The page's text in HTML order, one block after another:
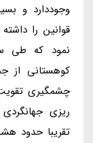
وجوددارد و
قوانین را
نمود که طی
کوهستانی از
چشمگیری
ریزی
تقریبا حدود